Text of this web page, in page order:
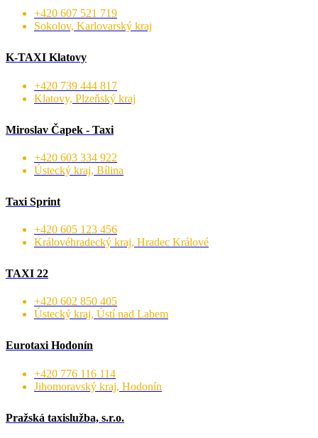
+420 607 521 719
Sokolov, Karlovarský kraj
K-TAXI Klatovy
+420 739 444 817
Klatovy, Plzeňský kraj
Miroslav Čapek - Taxi
+420 603 334 922
Ústecký kraj, Bílina
Taxi Sprint
+420 605 123 456
Královéhradecký kraj, Hradec Králové
TAXI 22
+420 602 850 405
Ústecký kraj, Ústí nad Labem
Eurotaxi Hodonín
+420 776 116 114
Jihomoravský kraj, Hodonín
Pražská taxislužba, s.r.o.